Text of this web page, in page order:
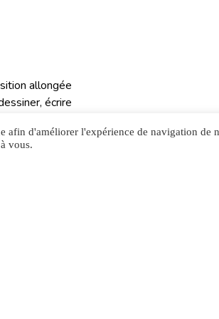
allongée
écrire
afin d'améliorer l'expérience de navigation de
vous.